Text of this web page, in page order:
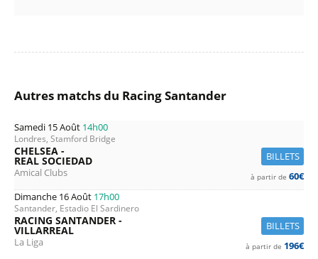
Autres matchs du Racing Santander
Samedi 15 Août 14h00
Londres, Stamford Bridge
BILLETS
CHELSEA -
REAL SOCIEDAD
Amical Clubs à partir de 60€
Dimanche 16 Août 17h00
Santander, Estadio El Sardinero
BILLETS
RACING SANTANDER -
VILLARREAL
La Liga à partir de 196€